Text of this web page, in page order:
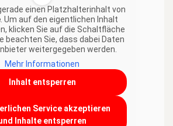
einen Platzhalterinhalt von
. Um auf den eigentlichen Inhalt
klicken Sie auf die Schaltfläche
beachten Sie, dass dabei Daten
weitergegeben werden.
Mehr Informationen
Inhalt entsperren
Service akzeptieren
Inhalte entsperren